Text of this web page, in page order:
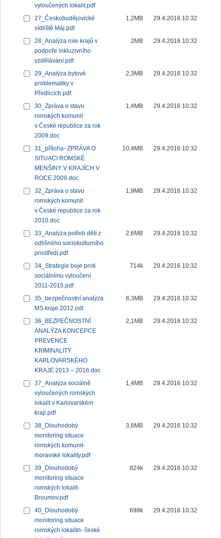
vyloučených lokalit.pdf
27_Českobudějovické
sídliště Máj.pdf
1,2MB 29.4.2016 10:32
28_Analýza role krajů v
podpoře inkluzivního
vzdělávání.pdf
2MB 29.4.2016 10:32
29_Analýza bytové
problematiky v
Předlicích.pdf
2,3MB 29.4.2016 10:32
30_Zpráva o stavu
romských komunit
v České republice za rok
2009.doc
1,4MB 29.4.2016 10:32
31_příloha- ZPRÁVA O
SITUACI ROMSKÉ
MENŠINY V KRAJÍCH V
ROCE 2009.doc
10,4MB 29.4.2016 10:32
32_Zpráva o stavu
romských komunit
v České republice za rok
2010.doc
1,9MB 29.4.2016 10:32
33_Analýza potřeb dětí z
odlišného sociokulturního
prostředí.pdf
2,6MB 29.4.2016 10:32
34_Strategie boje proti
sociálnímu vyloučení
2011-2015.pdf
714k 29.4.2016 10:32
35_bezpečnostní analýza
MS kraje 2012.odt
8,3MB 29.4.2016 10:32
36_BEZPEČNOSTNÍ
ANALÝZA KONCEPCE
PREVENCE
KRIMINALITY
KARLOVARSKÉHO
KRAJE 2013 – 2016.doc
2,1MB 29.4.2016 10:32
37_Analýza sociálně
vyloučených romských
lokalit v Karlovarském
kraji.pdf
1,4MB 29.4.2016 10:32
38_Dlouhodobý
monitoring situace
romských komunit-
moravské lokality.pdf
3,8MB 29.4.2016 10:32
39_Dlouhodobý
monitoring situace
romských lokalit-
Broumov.pdf
824k 29.4.2016 10:32
40_Dlouhodobý
monitoring situace
romských lokalitn- české
698k 29.4.2016 10:32